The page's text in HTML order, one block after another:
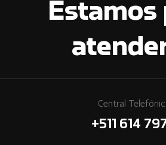
Estamos
Central
+511 614